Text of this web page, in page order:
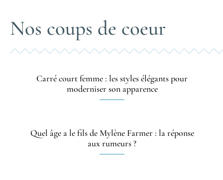
Nos coups de coeur
Carré court femme : les styles élégants pour
moderniser son apparence
Quel âge a le fils de Mylène Farmer : la réponse
aux rumeurs ?